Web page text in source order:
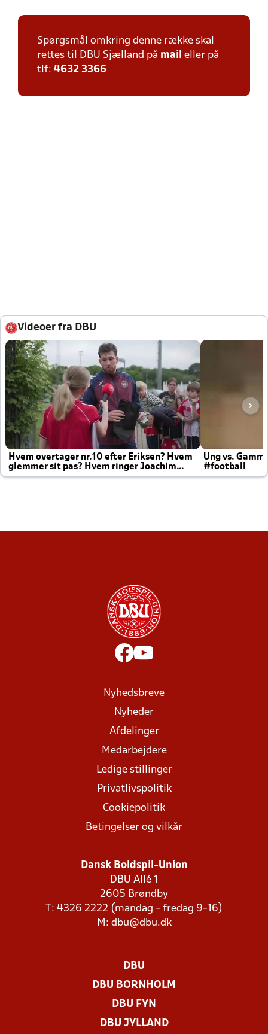
Spørgsmål omkring denne række skal
rettes til DBU Sjælland på mail eller på
tlf: 4632 3366
Videoer fra DBU
Hvem overtager nr.10 efter Eriksen? Hvem
glemmer sit pas? Hvem ringer Joachim
altid til efter kampe?
Ung vs.
#football
Nyhedsbreve
Nyheder
Afdelinger
Medarbejdere
Ledige stillinger
Privatlivspolitik
Cookiepolitik
Betingelser og vilkår
Dansk Boldspil-Union
DBU Allé 1
2605 Brøndby
T: 4326 2222 (mandag - fredag 9-16)
M: dbu@dbu.dk
DBU
DBU BORNHOLM
DBU FYN
DBU JYLLAND